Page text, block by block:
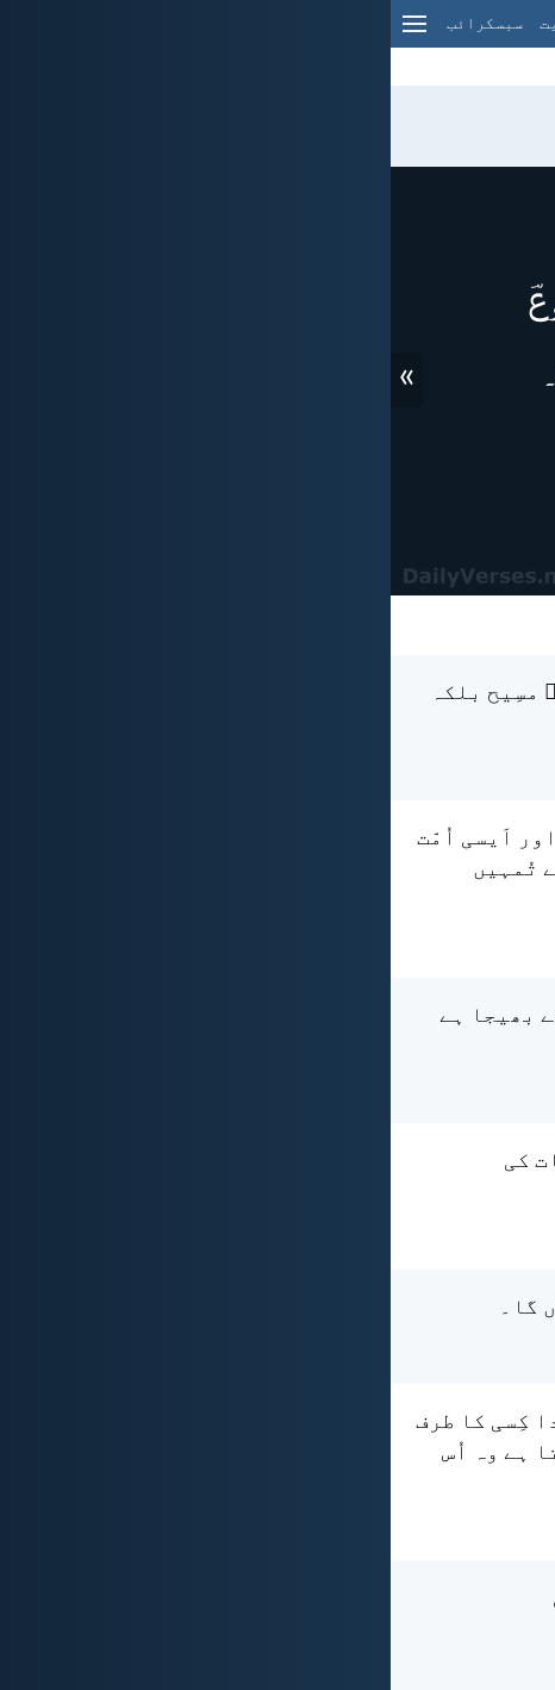
سبسکرائب
»
مسِیح بلکہ
اَیسی اُمّت
تُمہیں
بھیجا ہے
کی
گا۔
کِسی کا طرف
ہے وہ اُس